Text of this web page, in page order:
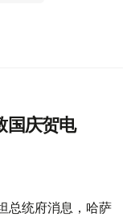
国庆贺电
总统府消息，哈萨